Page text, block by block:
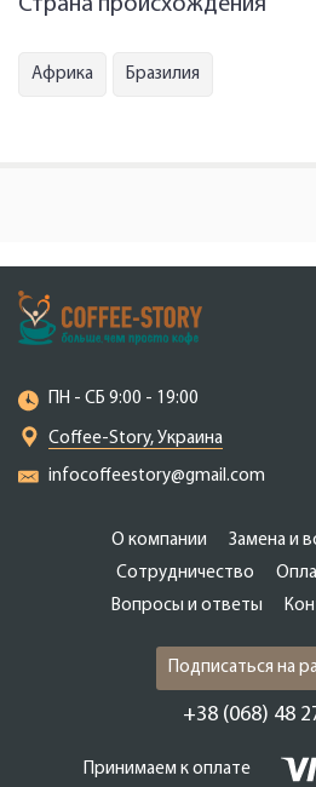
Страна происхождения
Африка Бразилия
ПН - СБ 9:00 - 19:00
Coffee-Story, Украина
infocoffeestory@gmail.com
О компании
Замена и
Сотрудничество
Вопросы и ответы
Подписаться на
+38 (068) 48
Принимаем к оплате